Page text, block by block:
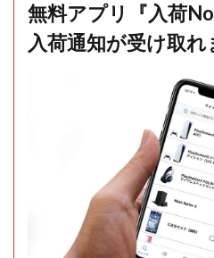
無料アプリ『入荷
入荷通知が受け取れ